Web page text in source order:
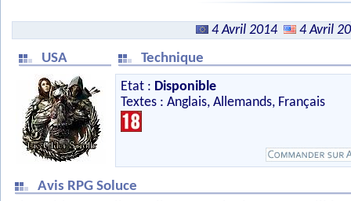
4 Avril 2014
4 Avril
USA
Technique
Etat : Disponible
Textes : Anglais, Allemands, Français
Avis RPG Soluce